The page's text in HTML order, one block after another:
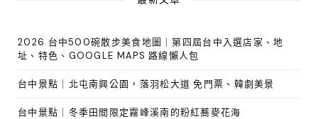
2026 台中500碗散步美食地圖｜第四屆台中入選店家、地
址、特色、GOOGLE MAPS 路線懶人包
台中景點｜北屯南興公園，落羽松大道 免門票、韓劇美景
台中景點｜冬季田間限定霧峰溪南的粉紅蕎麥花海